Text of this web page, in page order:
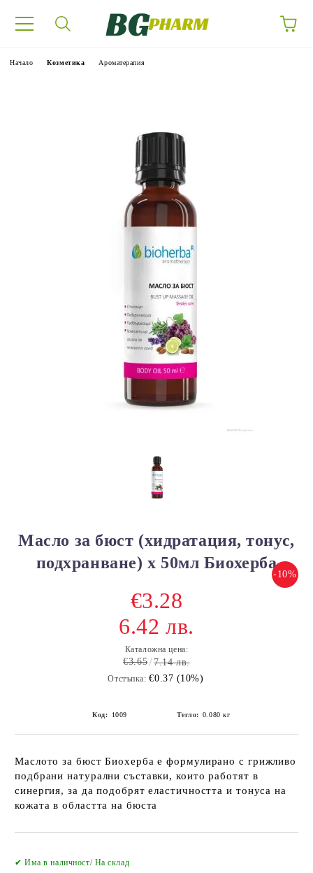
Начало Козметика Ароматерапия
Mасло за бюст (хидратация, тонус,
подхранване) х 50мл Биохерба
-10%
€3.28
6.42 лв.
Каталожна цена:
€3.65 7.14 лв.
Отстъпка: €0.37 (10%)
Код: 1009 Тегло: 0.080 кг
Маслото за бюст Биохерба е формулирано с грижливо
подбрани натурални съставки, които работят в
синергия, за да подобрят еластичността и тонуса на
кожата в областта на бюста
✔ Има в наличност/ На склад